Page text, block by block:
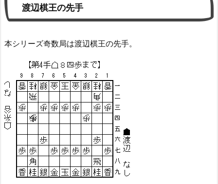
渡辺棋王の先手
本シリーズ奇数局は渡辺棋王の先手。